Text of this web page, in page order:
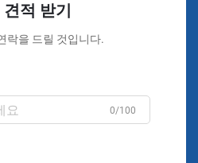
견적 받기
락을 드릴 것입니다.
0/100